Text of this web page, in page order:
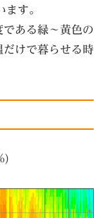
す。
ある緑～黄色の
けで暮らせる時